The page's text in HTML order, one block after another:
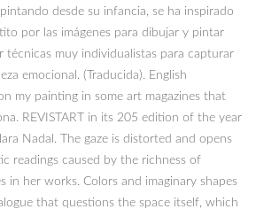
desde su infancia, se ha inspirado
por las imágenes para dibujar y pintar
técnicas muy individualistas para capturar
emocional. (Traducida). English
my painting in some art magazines that
REVISTART in its 205 edition of the year
Nadal. The gaze is distorted and opens
readings caused by the richness of
in her works. Colors and imaginary shapes
that questions the space itself, which